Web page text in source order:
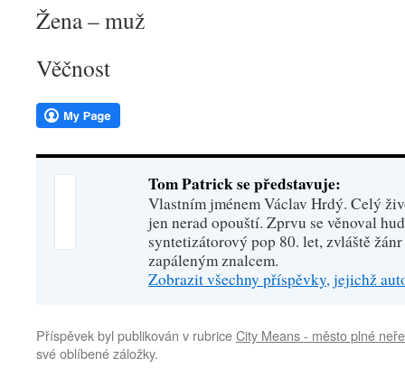
Žena – muž
Věčnost
Tom Patrick se představuje:
Vlastním jménem Václav Hrdý. Celý
jen nerad opouští. Zprvu se věnoval
syntetizátorový pop 80. let, zvláště
zapáleným znalcem.
Zobrazit všechny příspěvky, jejichž
Příspěvek byl publikován v rubriceCity Means - město plné
své oblíbené záložky.